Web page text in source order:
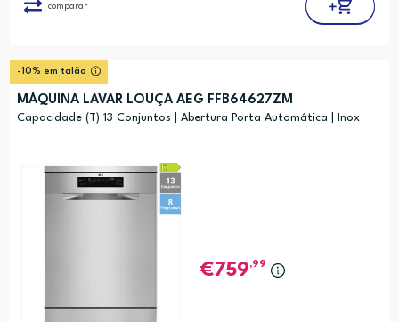
comparar
-10% em talão
MÁQUINA LAVAR LOUÇA AEG FFB64627ZM
Capacidade (T) 13 Conjuntos | Abertura Porta Automática | Inox
759,99